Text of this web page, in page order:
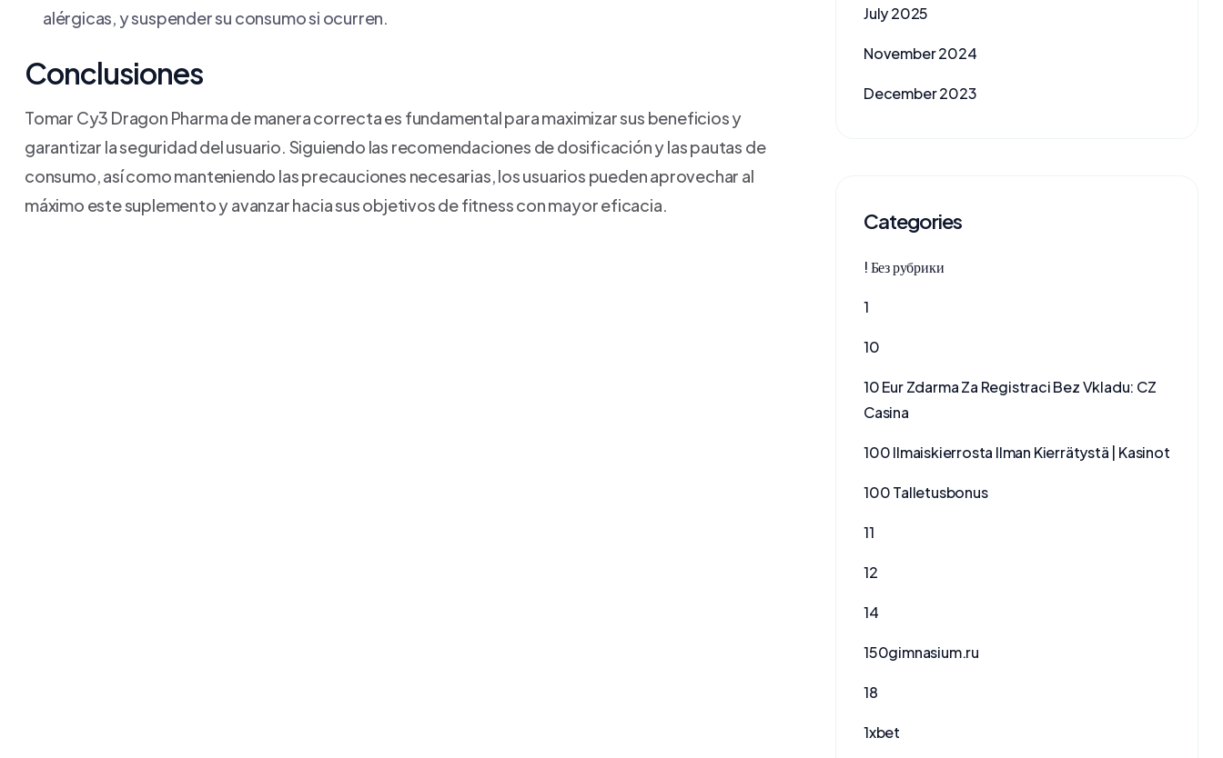
alérgicas, y suspender su consumo si ocurren.
Conclusiones
Tomar Cy3 Dragon Pharma de manera correcta es fundamental para maximizar sus beneficios y
garantizar la seguridad del usuario. Siguiendo las recomendaciones de dosificación y las pautas de
consumo, así como manteniendo las precauciones necesarias, los usuarios pueden aprovechar al
máximo este suplemento y avanzar hacia sus objetivos de fitness con mayor eficacia.
July 2025
November 2024
December 2023
Categories
! Без рубрики
1
10
10 Eur Zdarma Za Registraci Bez Vkladu: CZ
Casina
100 Ilmaiskierrosta Ilman Kierrätystä | Kasinot
100 Talletusbonus
11
12
14
150gimnasium.ru
18
1xbet